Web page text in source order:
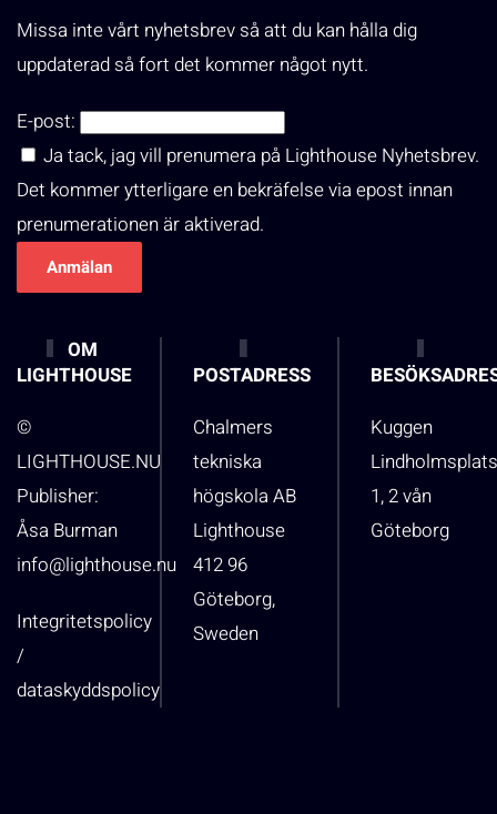
Missa inte vårt nyhetsbrev så att du kan hålla dig
uppdaterad så fort det kommer något nytt.
E-post:
Ja tack, jag vill prenumera på Lighthouse Nyhetsbrev.
Det kommer ytterligare en bekräfelse via epost innan
prenumerationen är aktiverad.
OM
LIGHTHOUSE
©
LIGHTHOUSE.NU
Publisher:
Åsa Burman
info@lighthouse.nu
Integritetspolicy
/
dataskyddspolicy
POSTADRESS
Chalmers
tekniska
högskola AB
Lighthouse
412 96
Göteborg,
Sweden
Kuggen
1, 2 vån
Göteborg